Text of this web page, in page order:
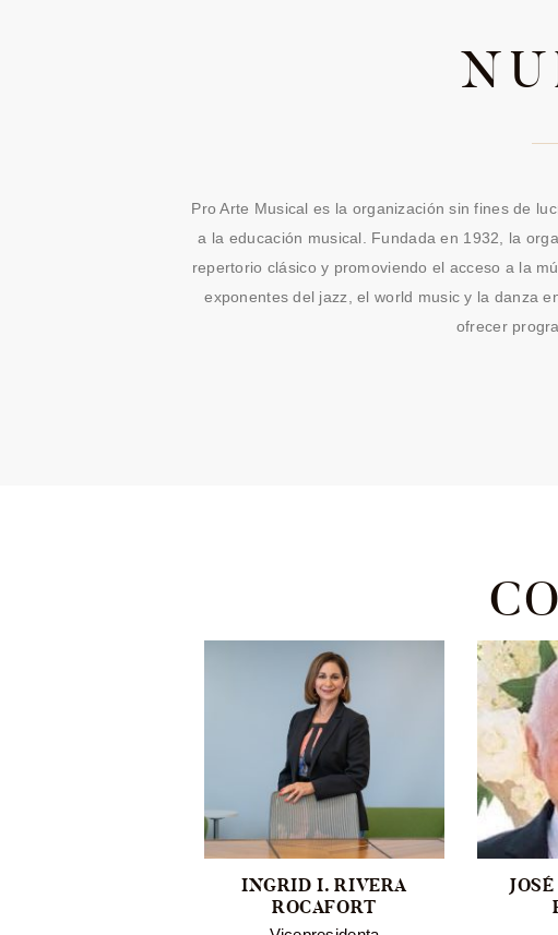
Pro Arte Musical es la organización sin fines de
a la educación musical. Fundada en 1932, la
repertorio clásico y promoviendo el acceso a la
exponentes del jazz, el world music y la danza
ofrecer
INGRID I. RIVERA
ROCAFORT